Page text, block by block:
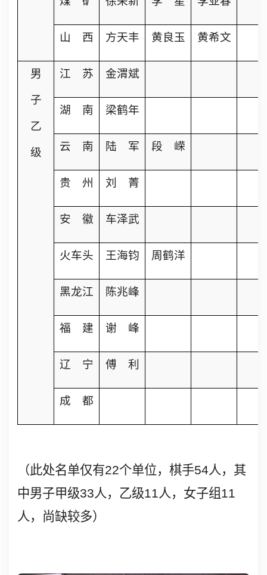
山 西 方天丰 黄良玉 黄希文
男
子
乙
级
江 苏 金渭斌
湖 南 梁鹤年
云 南 陆 军 段 嵘
贵 州 刘 菁
安 徽 车泽武
火车头 王海钧 周鹤洋
黑龙江 陈兆峰
福 建 谢 峰
辽 宁 傅 利
成 都
（此处名单仅有22个单位，棋手54人，其
中男子甲级33人，乙级11人，女子组 11
人，尚缺较多）